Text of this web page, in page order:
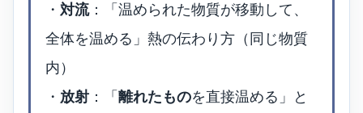
・ 対流：「温められた物質が移動して、
全体を温める」熱の伝わり方（同じ物質
内）
・ 放射 ：「 離れたものを直接温める」と